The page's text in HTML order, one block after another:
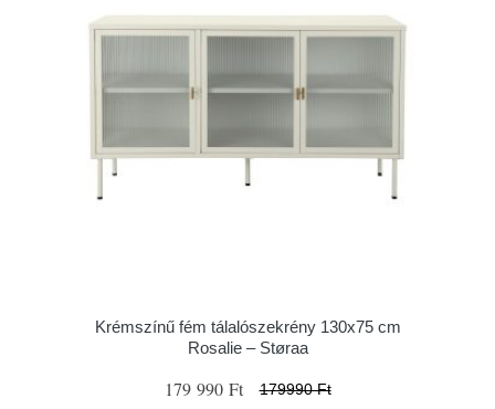
Krémszínű fém tálalószekrény 130x75 cm
Rosalie – Støraa
179 990 Ft 179990 Ft